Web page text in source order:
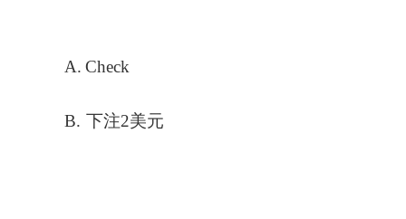
A. Check
B. 下注2美元